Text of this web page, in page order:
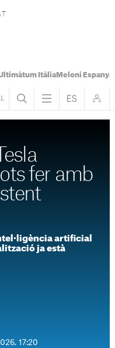
ItàliaMeloni Espanya
fer amb
artificial
ja està
17:20